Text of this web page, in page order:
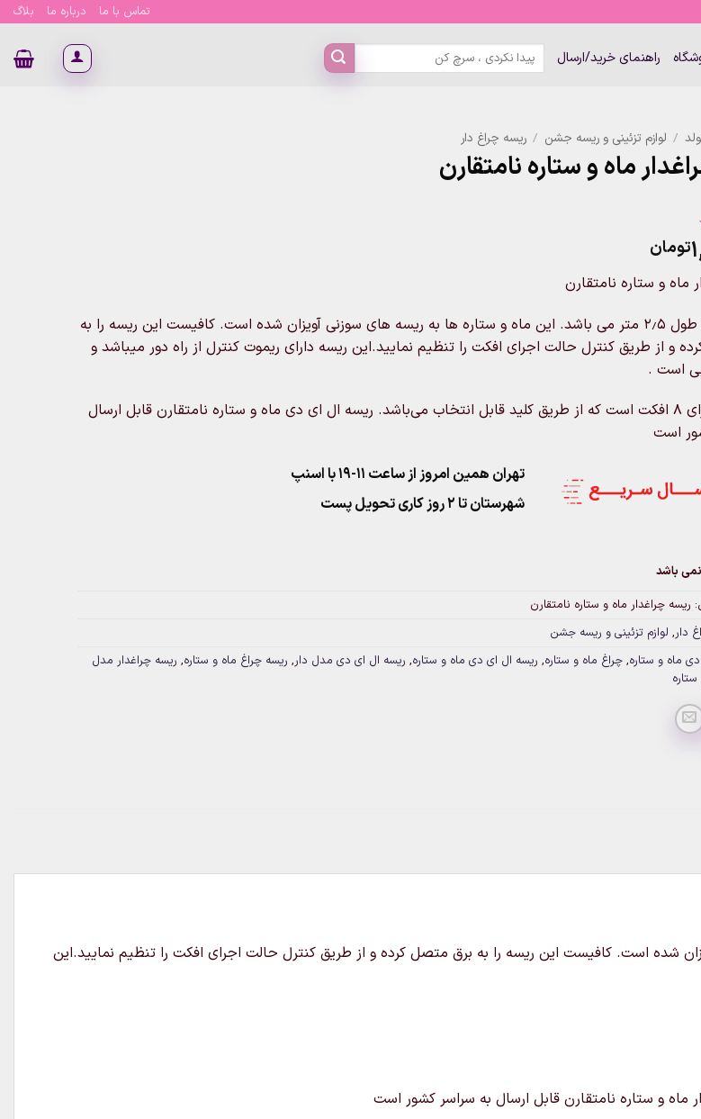
تماس با ما درباره ما بلاگ
راهنمای خرید/ارسال
جستجو
برای:
/ لوازم تزئینی و ریسه جشن / ریسه چراغ دار
ماه و ستاره نامتقارن
تومان
ماه و ستاره نامتقارن
این ریسه به طول ۲٫۵ متر می باشد. این ماه و ستاره ها به ریسه های سوزنی آویزان شده است. کافیست این ریسه را به
و از طریق کنترل حالت اجرای افکت را تنظیم نمایید.این ریسه دارای ریموت کنترل از راه دور میباشد و
است .
کنترلر آن دارای ۸ افکت است که از طریق کلید قابل انتخاب می‌باشد. ریسه ال ای دی ماه و ستاره نامتقارن قابل ارسال
است
تهران همین امروز از ساعت ۱۱-۱۹ با اسنپ
شهرستان تا 2 روز کاری تحویل پست
نمی باشد
ریسه چراغدار ماه و ستاره نامتقارن
دار, لوازم تزئینی و ریسه جشن
ماه و ستاره, چراغ ماه و ستاره, ریسه ال ای دی ماه و ستاره, ریسه ال ای دی مدل دار, ریسه چراغ ماه و ستاره, ریسه چراغدار مدل
سوزنی آویزان شده است. کافیست این ریسه را به برق متصل کرده و از طریق کنترل حالت اجرای افکت را تنظیم نمایید.این